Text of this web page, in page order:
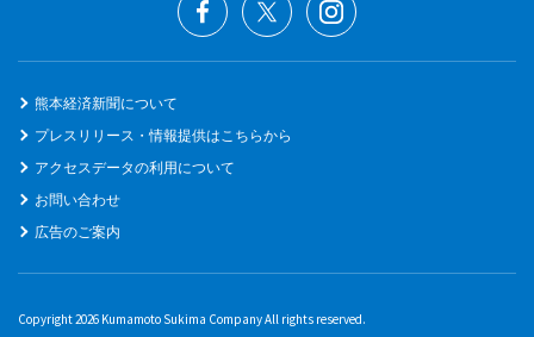
熊本経済新聞について
プレスリリース・情報提供はこちらから
アクセスデータの利用について
お問い合わせ
広告のご案内
Copyright 2026 Kumamoto Sukima Company All rights reserved.